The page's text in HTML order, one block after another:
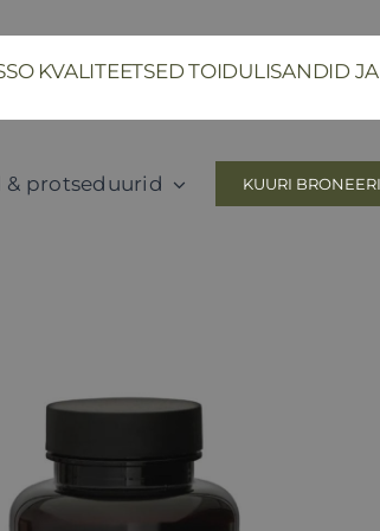
KVALITEETSED TOIDULISANDID
& protseduurid KUURI